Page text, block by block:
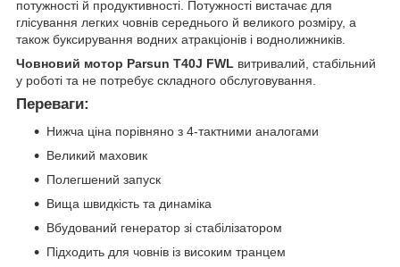
потужності й продуктивності. Потужності вистачає для
глісування легких човнів середнього й великого розміру, а
також буксирування водних атракціонів і воднолижників.
Човновий мотор Parsun T40J FWL витривалий, стабільний
у роботі та не потребує складного обслуговування.
Переваги:
Нижча ціна порівняно з 4-тактними аналогами
Великий маховик
Полегшений запуск
Вища швидкість та динаміка
Вбудований генератор зі стабілізатором
Підходить для човнів із високим транцем